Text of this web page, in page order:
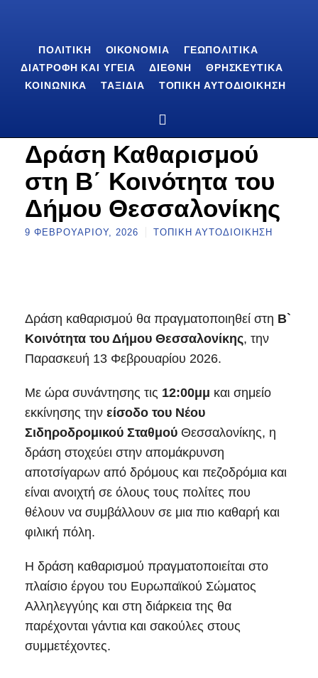
ΠΟΛΙΤΙΚΉ ΟΙΚΟΝΟΜΊΑ
ΓΕΩΠΟΛΙΤΙΚΆ
ΔΙΑΤΡΟΦΉ ΚΑΙ ΥΓΕΊΑ
ΔΙΕΘΝΉ
ΘΡΗΣΚΕΥΤΙΚΆ
ΚΟΙΝΩΝΙΚΆ
ΤΑΞΊΔΙΑ ΤΟΠΙΚΉ ΑΥΤΟΔΙΟΊΚΗΣΗ
Δράση Καθαρισμού
στη Β΄ Κοινότητα του
Δήμου Θεσσαλονίκης
9 ΦΕΒΡΟΥΑΡΊΟΥ, 2026 ΤΟΠΙΚΉ ΑΥΤΟΔΙΟΊΚΗΣΗ
Δράση καθαρισμού θα πραγματοποιηθεί στη Β`
Κοινότητα του Δήμου Θεσσαλονίκης, την
Παρασκευή 13 Φεβρουαρίου 2026.
Με ώρα συνάντησης τις 12:00μμ και σημείο
εκκίνησης την είσοδο του Νέου
Σιδηροδρομικού Σταθμού Θεσσαλονίκης, η
δράση στοχεύει στην απομάκρυνση
αποτσίγαρων από δρόμους και πεζοδρόμια και
είναι ανοιχτή σε όλους τους πολίτες που
θέλουν να συμβάλλουν σε μια πιο καθαρή και
φιλική πόλη.
Η δράση καθαρισμού πραγματοποιείται στο
πλαίσιο έργου του Ευρωπαϊκού Σώματος
Αλληλεγγύης και στη διάρκεια της θα
παρέχονται γάντια και σακούλες στους
συμμετέχοντες.